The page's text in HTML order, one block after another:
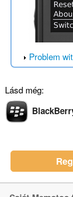
Problem
Lásd még: